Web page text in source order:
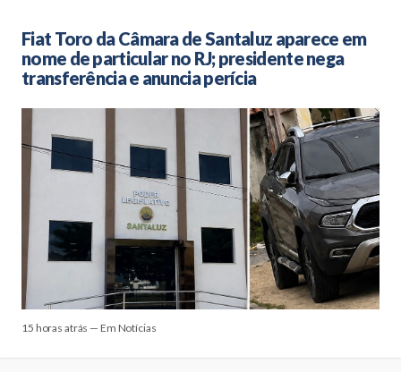
Fiat Toro da Câmara de Santaluz aparece em
nome de particular no RJ; presidente nega
transferência e anuncia perícia
15 horas atrás — Em Notícias